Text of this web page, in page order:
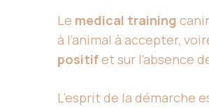
Le medical training
à l’animal à accepter,
positifet sur l’absence
L’esprit de la démarche